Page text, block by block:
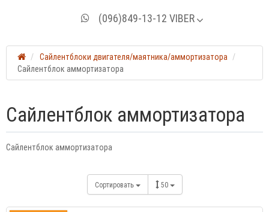
(096)849-13-12 VIBER
Сайлентблоки двигателя/маятника/аммортизатора
Сайлентблок аммортизатора
Сайлентблок аммортизатора
Сайлентблок аммортизатора
Сортировать 50